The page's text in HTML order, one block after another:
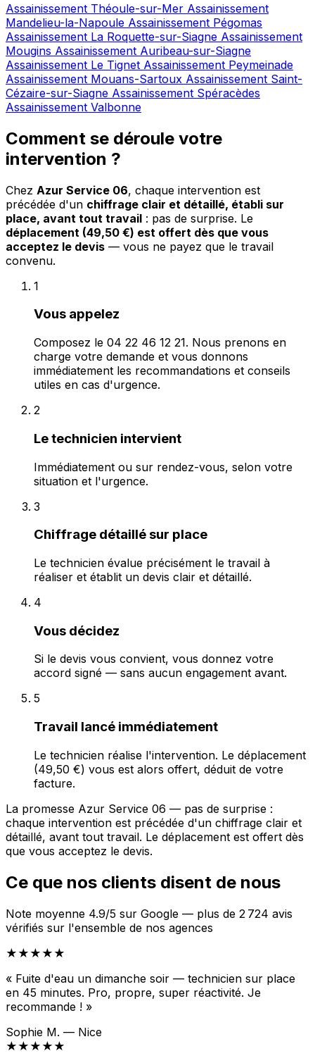
Assainissement Théoule-sur-Mer Assainissement
Mandelieu-la-Napoule Assainissement Pégomas
Assainissement La Roquette-sur-Siagne Assainissement
Mougins Assainissement Auribeau-sur-Siagne
Assainissement Le Tignet Assainissement Peymeinade
Assainissement Mouans-Sartoux Assainissement Saint-
Cézaire-sur-Siagne Assainissement Spéracèdes
Assainissement Valbonne
Comment se déroule votre
intervention ?
Chez Azur Service 06, chaque intervention est
précédée d'un chiffrage clair et détaillé, établi sur
place, avant tout travail : pas de surprise. Le
déplacement (49,50 €) est offert dès que vous
acceptez le devis — vous ne payez que le travail
convenu.
1
Vous appelez
Composez le 04 22 46 12 21. Nous prenons en
charge votre demande et vous donnons
immédiatement les recommandations et conseils
utiles en cas d'urgence.
2
Le technicien intervient
Immédiatement ou sur rendez-vous, selon votre
situation et l'urgence.
3
Chiffrage détaillé sur place
Le technicien évalue précisément le travail à
réaliser et établit un devis clair et détaillé.
4
Vous décidez
Si le devis vous convient, vous donnez votre
accord signé — sans aucun engagement avant.
5
Travail lancé immédiatement
Le technicien réalise l'intervention. Le déplacement
(49,50 €) vous est alors offert, déduit de votre
facture.
La promesse Azur Service 06 — pas de surprise :
chaque intervention est précédée d'un chiffrage clair et
détaillé, avant tout travail. Le déplacement est offert dès
que vous acceptez le devis.
Ce que nos clients disent de nous
Note moyenne 4.9/5 sur Google — plus de 2 724 avis
vérifiés sur l'ensemble de nos agences
★★★★★
« Fuite d'eau un dimanche soir — technicien sur place
en 45 minutes. Pro, propre, super réactivité. Je
recommande ! »
Sophie M. — Nice
★★★★★